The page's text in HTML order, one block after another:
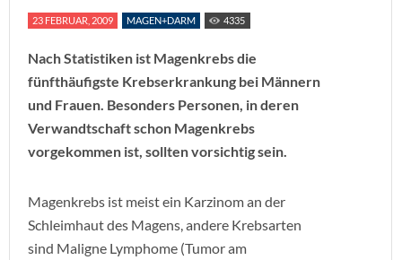
23 FEBRUAR, 2009 MAGEN+DARM 4335
Nach Statistiken ist Magenkrebs die
fünfthäufigste Krebserkrankung bei Männern
und Frauen. Besonders Personen, in deren
Verwandtschaft schon Magenkrebs
vorgekommen ist, sollten vorsichtig sein.
Magenkrebs ist meist ein Karzinom an der
Schleimhaut des Magens, andere Krebsarten
sind Maligne Lymphome (Tumor am